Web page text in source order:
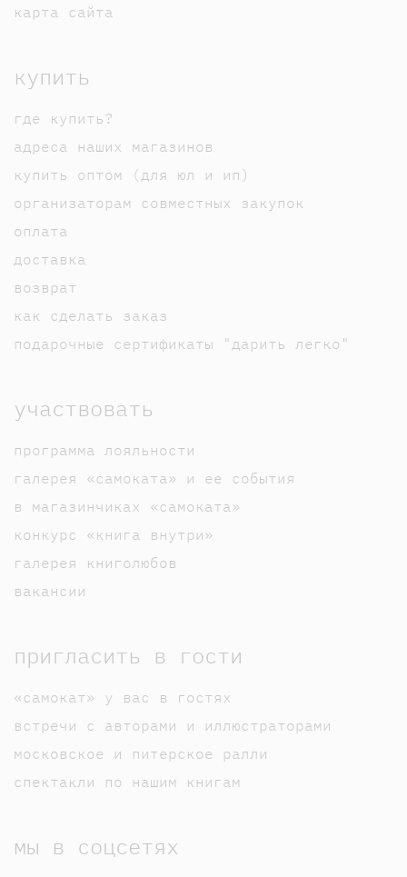
карта сайта
купить
где купить?
адреса наших магазинов
купить оптом (для юл и ип)
организаторам совместных закупок
оплата
доставка
возврат
как сделать заказ
подарочные сертификаты "дарить легко"
участвовать
программа лояльности
галерея «самоката» и ее события
в магазинчиках «самоката»
конкурс «книга внутри»
галерея книголюбов
вакансии
пригласить в гости
«самокат» у вас в гостях
встречи с авторами и иллюстраторами
московское и питерское ралли
спектакли по нашим книгам
мы в соцсетях